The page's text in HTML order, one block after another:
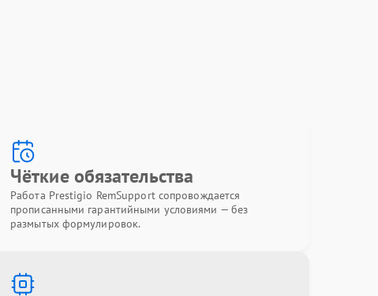
Чёткие обязательства
Работа Prestigio RemSupport сопровождается
прописанными гарантийными условиями — без
размытых формулировок.